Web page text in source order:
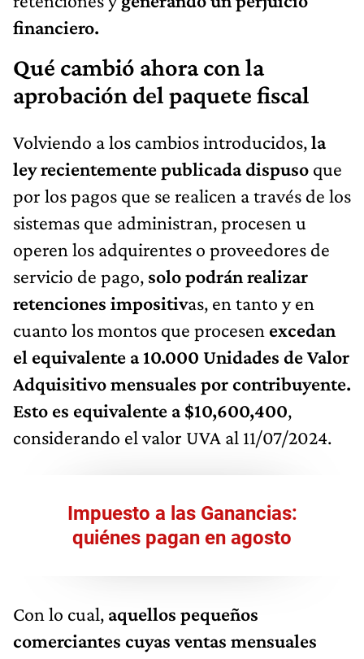
financiero.
Qué cambió ahora con la
aprobación del paquete fiscal
Volviendo a los cambios introducidos,la
ley recientemente publicada dispuso que
por los pagos que se realicen a través de los
sistemas que administran, procesen u
operen los adquirentes o proveedores de
servicio de pago, solo podrán realizar
retenciones impositivas, en tanto y en
cuanto los montos que procesen excedan
el equivalente a 10.000 Unidades de Valor
Adquisitivo mensuales por contribuyente.
Esto es equivalente a $10,600,400,
considerando el valor UVA al 11/07/2024.
Impuesto a las Ganancias:
quiénes pagan en agosto
Con lo cual, aquellos pequeños
comerciantes cuyas ventas mensuales